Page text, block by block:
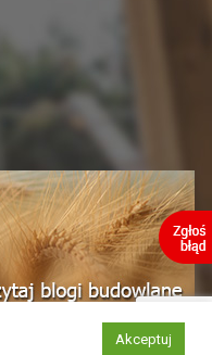
Akceptuj